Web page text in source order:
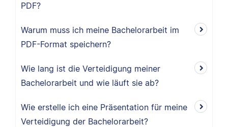
PDF?
Warum muss ich meine Bachelorarbeit im
PDF-Format speichern?
Wie lang ist die Verteidigung meiner
Bachelorarbeit und wie läuft sie ab?
Wie erstelle ich eine Präsentation für meine
Verteidigung der Bachelorarbeit?